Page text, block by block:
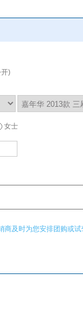
)
女士
商及时为您安排团购或试